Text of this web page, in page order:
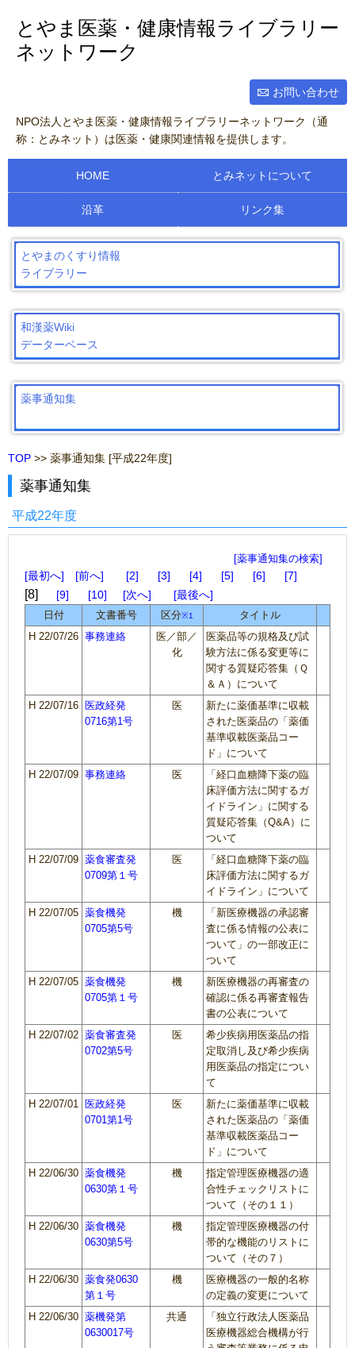
とやま医薬・健康情報ライブラリー
ネットワーク
お問い合わせ
NPO法人とやま医薬・健康情報ライブラリーネットワーク（通
称：とみネット）は医薬・健康関連情報を提供します。
HOME とみネットについて
沿革 リンク集
とやまのくすり情報
ライブラリー
和漢薬Wiki
データーベース
薬事通知集
TOP >> 薬事通知集 [平成22年度]
薬事通知集
平成22年度
[薬事通知集の検索]
最初へ 前へ 2 3 4 5 6 7
8 9 10 次へ 最後へ
日付 文書番号 区分※1
タイトル
H 22/07/26 事務連絡
医／部／
化
医薬品等の規格及び試
験方法に係る変更等に
関する質疑応答集（Ｑ
＆Ａ）について
H 22/07/16 医政経発
0716第1号
医
新たに薬価基準に収載
された医薬品の「薬価
基準収載医薬品コー
ド」について
H 22/07/09 事務連絡 医
「経口血糖降下薬の臨
床評価方法に関するガ
イドライン」に関する
質疑応答集（Q&A）に
ついて
H 22/07/09 薬食審査発
0709第１号
医
「経口血糖降下薬の臨
床評価方法に関するガ
イドライン」について
H 22/07/05 薬食機発
0705第5号
機
「新医療機器の承認審
査に係る情報の公表に
ついて」の一部改正に
ついて
H 22/07/05 薬食機発
0705第１号
機
新医療機器の再審査の
確認に係る再審査報告
書の公表について
H 22/07/02 薬食審査発
0702第5号
医
希少疾病用医薬品の指
定取消し及び希少疾病
用医薬品の指定につい
て
H 22/07/01 医政経発
0701第1号
医
新たに薬価基準に収載
された医薬品の「薬価
基準収載医薬品コー
ド」について
H 22/06/30 薬食機発
0630第１号
機
指定管理医療機器の適
合性チェックリストに
ついて（その１１）
H 22/06/30 薬食機発
0630第5号
機
指定管理医療機器の付
帯的な機能のリストに
ついて（その７）
H 22/06/30 薬食発0630
第１号
機
医療機器の一般的名称
の定義の変更について
H 22/06/30 薬機発第
0630017号
共通
「独立行政法人医薬品
医療機器総合機構が行